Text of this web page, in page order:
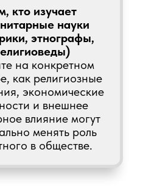
кто изучает
науки
этнографы,
на конкретном
как религиозные
экономические
и внешнее
влияние могут
менять роль
в обществе.